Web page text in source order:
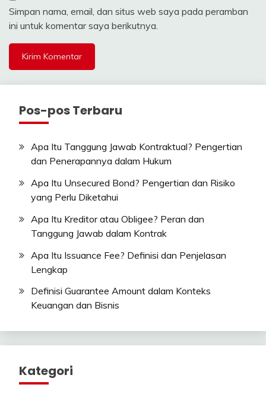
Simpan nama, email, dan situs web saya pada peramban
ini untuk komentar saya berikutnya.
Pos-pos Terbaru
Apa Itu Tanggung Jawab Kontraktual? Pengertian
dan Penerapannya dalam Hukum
Apa Itu Unsecured Bond? Pengertian dan Risiko
yang Perlu Diketahui
Apa Itu Kreditor atau Obligee? Peran dan
Tanggung Jawab dalam Kontrak
Apa Itu Issuance Fee? Definisi dan Penjelasan
Lengkap
Definisi Guarantee Amount dalam Konteks
Keuangan dan Bisnis
Kategori